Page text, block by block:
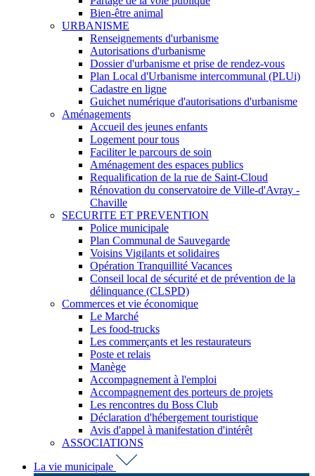
Bien-être animal
URBANISME
Renseignements d'urbanisme
Autorisations d'urbanisme
Dossier d'urbanisme et prise de rendez-vous
Plan Local d'Urbanisme intercommunal (PLUi)
Cadastre en ligne
Guichet numérique d'autorisations d'urbanisme
Aménagements
Accueil des jeunes enfants
Logement pour tous
Faciliter le parcours de soin
Aménagement des espaces publics
Requalification de la rue de Saint-Cloud
Rénovation du conservatoire de Ville-d'Avray -
Chaville
SECURITE ET PREVENTION
Police municipale
Plan Communal de Sauvegarde
Voisins Vigilants et solidaires
Opération Tranquillité Vacances
Conseil local de sécurité et de prévention de la
délinquance (CLSPD)
Commerces et vie économique
Le Marché
Les food-trucks
Les commerçants et les restaurateurs
Poste et relais
Manège
Accompagnement à l'emploi
Accompagnement des porteurs de projets
Les rencontres du Boss Club
Déclaration d'hébergement touristique
Avis d'appel à manifestation d'intérêt
ASSOCIATIONS
La vie municipale